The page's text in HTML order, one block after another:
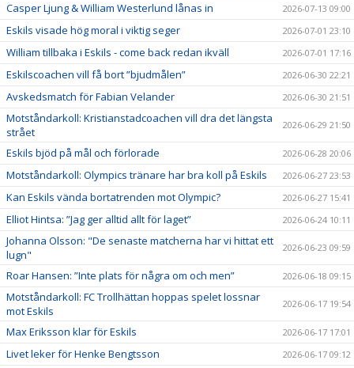
Casper Ljung & William Westerlund lånas in 2026-07-13 09:00
Eskils visade hög moral i viktig seger 2026-07-01 23:10
William tillbaka i Eskils - come back redan ikväll 2026-07-01 17:16
Eskilscoachen vill få bort ”bjudmålen” 2026-06-30 22:21
Avskedsmatch för Fabian Velander 2026-06-30 21:51
Motståndarkoll: Kristianstadcoachen vill dra det längsta
strået
2026-06-29 21:50
Eskils bjöd på mål och förlorade 2026-06-28 20:06
Motståndarkoll: Olympics tränare har bra koll på Eskils 2026-06-27 23:53
Kan Eskils vända bortatrenden mot Olympic? 2026-06-27 15:41
Elliot Hintsa: ”Jag ger alltid allt för laget” 2026-06-24 10:11
Johanna Olsson: "De senaste matcherna har vi hittat ett
lugn"
2026-06-23 09:59
Roar Hansen: ”Inte plats för några om och men” 2026-06-18 09:15
Motståndarkoll: FC Trollhättan hoppas spelet lossnar
mot Eskils
2026-06-17 19:54
Max Eriksson klar för Eskils 2026-06-17 17:01
Livet leker för Henke Bengtsson 2026-06-17 09:12